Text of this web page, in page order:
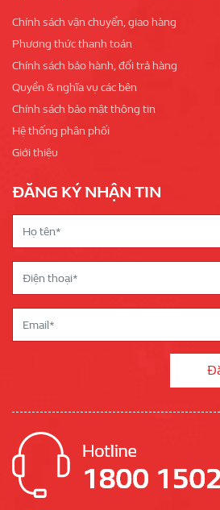
Chính sách vận chuyển, giao hàng
Phương thức thanh toán
Chính sách bảo hành, đổi trả hàng
Quyền & nghĩa vụ các bên
Chính sách bảo mật thông tin
Hệ thống phân phối
Giới thiệu
ĐĂNG KÝ NHẬN TIN